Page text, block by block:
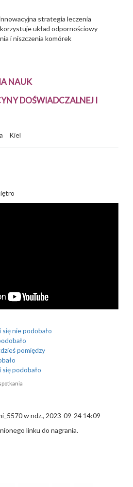
strategia leczenia
układ odpornościowy
i niszczenia komórek
NAUK
DOŚWIADCZALNEJ I
Kiel
nie podobało
pomiędzy
podobało
w ndz., 2023-09-24 14:09
linku do nagrania.